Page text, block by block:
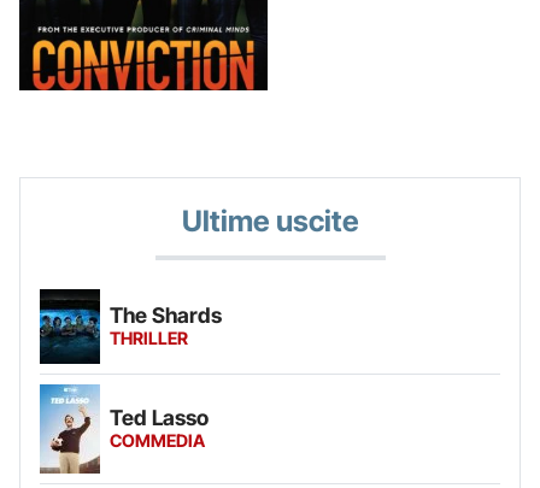
Ultime uscite
The Shards
THRILLER
Ted Lasso
COMMEDIA